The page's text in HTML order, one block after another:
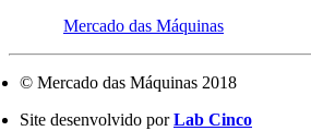
Mercado das Máquinas
© Mercado das Máquinas 2018
Site desenvolvido por Lab Cinco